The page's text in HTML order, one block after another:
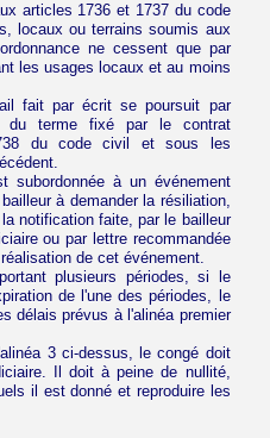
articles 1736 et 1737 du code
locaux ou terrains soumis aux
ne cessent que par
les usages locaux et au moins
fait par écrit se poursuit par
du terme fixé par le contrat
du code civil et sous les
subordonnée à un événement
à demander la résiliation,
notification faite, par le bailleur
ou par lettre recommandée
de cet événement.
plusieurs périodes, si le
de l'une des périodes, le
délais prévus à l'alinéa premier
3 ci-dessus, le congé doit
Il doit à peine de nullité,
il est donné et reproduire les